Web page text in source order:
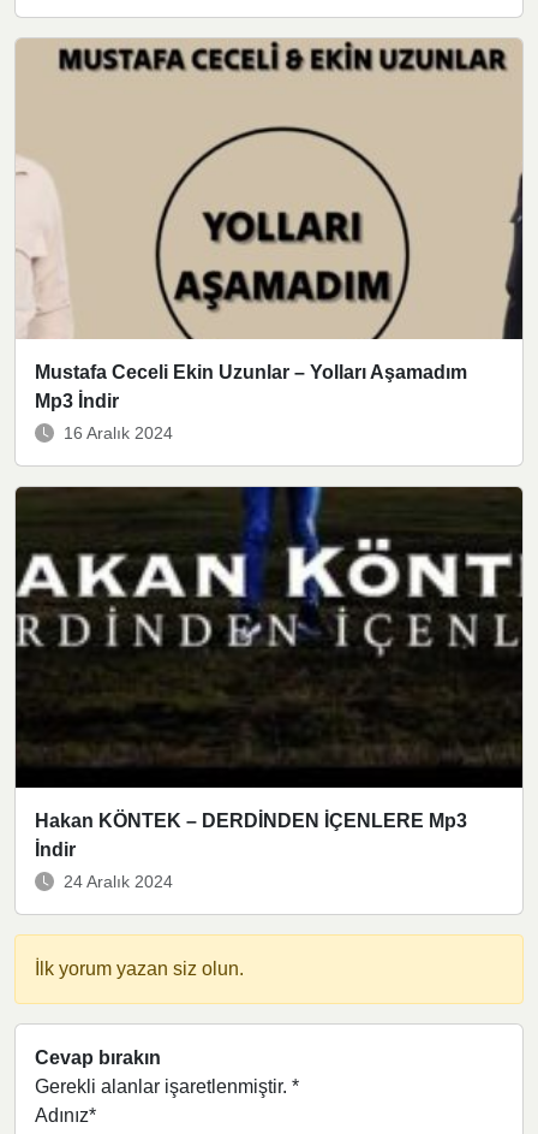
Mustafa Ceceli Ekin Uzunlar – Yolları Aşamadım
Mp3 İndir
16 Aralık 2024
Hakan KÖNTEK – DERDİNDEN İÇENLERE Mp3
İndir
24 Aralık 2024
İlk yorum yazan siz olun.
Cevap bırakın
Gerekli alanlar işaretlenmiştir. *
Adınız*